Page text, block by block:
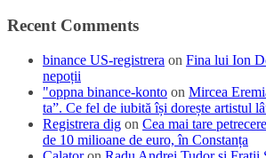
Recent Comments
binance US-registrera on Fina lui Ion
nepoții
"oppna binance-konto on Mircea
ta”. Ce fel de iubită își dorește artistul
Registrera dig on Cea mai tare
de 10 milioane de euro, în Constanța